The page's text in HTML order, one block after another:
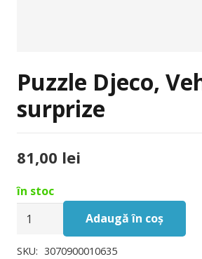
Puzzle Djeco,
surprize
81,00 lei
în stoc
Cantitate
Djeco,
Adaugă în coș
SKU: 3070900010635